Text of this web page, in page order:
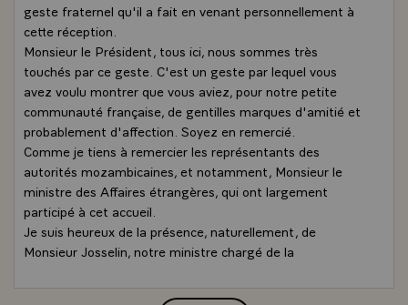
geste fraternel qu'il a fait en venant personnellement à
cette réception.
Monsieur le Président, tous ici, nous sommes très
touchés par ce geste. C'est un geste par lequel vous
avez voulu montrer que vous aviez, pour notre petite
communauté française, de gentilles marques d'amitié et
probablement d'affection. Soyez en remercié.
Comme je tiens à remercier les représentants des
autorités mozambicaines, et notamment, Monsieur le
ministre des Affaires étrangères, qui ont largement
participé à cet accueil.
Je suis heureux de la présence, naturellement, de
Monsieur Josselin, notre ministre chargé de la